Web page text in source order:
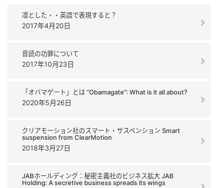
凛とした・・英語で表現すると？
2017年4月20日
音読の功罪について
2017年10月23日
「オバマゲート」とは “Obamagate”: What is it all about?
2020年5月26日
クリアモーション社のスマート・サスペンション Smart
suspension from ClearMotion
2018年3月27日
JABホールディング：秘密主義社のビジネス拡大 JAB
Holding: A secretive business spreads its wings